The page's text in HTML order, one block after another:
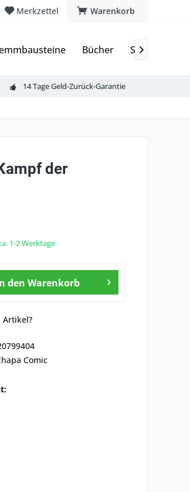
Warenkorb
Merkzettel
Bücher 
14 Tage Geld-Zurück-Garantie
der
1-2 Werktage
den Warenkorb
Artikel?
Comic